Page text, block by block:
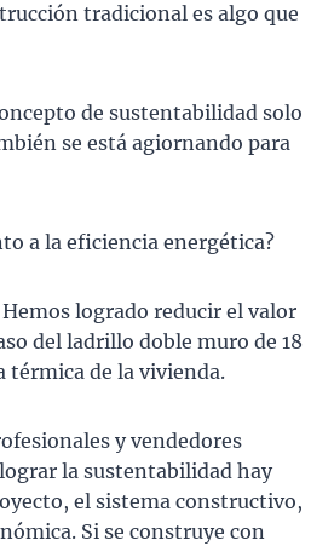
tradicional es algo que
de sustentabilidad solo
se está agiornando para
a la eficiencia energética?
logrado reducir el valor
del ladrillo doble muro de 18
térmica de la vivienda.
y vendedores
la sustentabilidad hay
el sistema constructivo,
Si se construye con